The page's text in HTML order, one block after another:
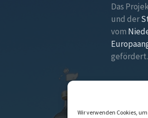
Wir verwenden Cookies,
Das
und der
vom
gefördert.